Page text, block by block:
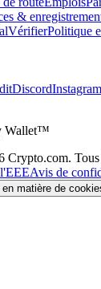
&
VérifierPolitique
DiscordInstagram
Wallet™
Tous
Avis de
matière de